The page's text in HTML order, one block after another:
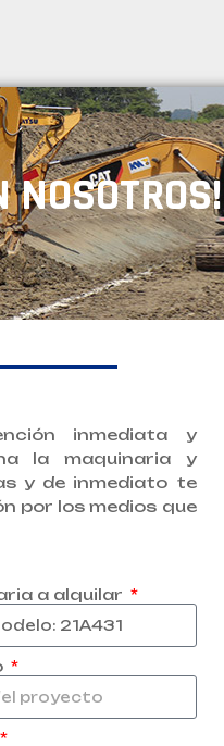
inmediata y
la maquinaria y
y de inmediato te
por los medios que
a alquilar